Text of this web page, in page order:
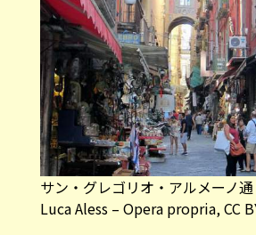
サン・グレゴリオ・アルメーノ
Luca Aless – Opera propria, CC